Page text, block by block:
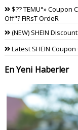
$?? TEMU°» Coupon
Off"? FiRsT OrdeR
(NEW) SHEIN
Latest SHEIN
En Yeni Haberler